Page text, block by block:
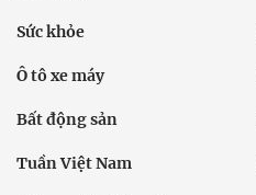
Sức khỏe
Ô tô xe máy
Bất động sản
Tuần Việt Nam